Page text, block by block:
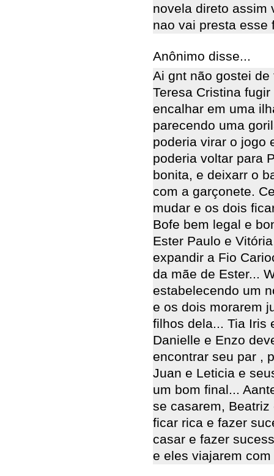
novela direto assim
nao vai presta esse
Anônimo disse...
Ai gnt não gostei
Teresa Cristina
encalhar em uma
parecendo uma
poderia virar o jogo
poderia voltar para
bonita, e deixarr o
com a garçonete.
mudar e os dois
Bofe bem legal e
Ester Paulo e
expandir a Fio
da mãe de Ester...
estabelecendo um
e os dois morarem
filhos dela... Tia Iris
Danielle e Enzo
encontrar seu par ,
Juan e Leticia e
um bom final...
se casarem,
ficar rica e fazer
casar e fazer
e eles viajarem